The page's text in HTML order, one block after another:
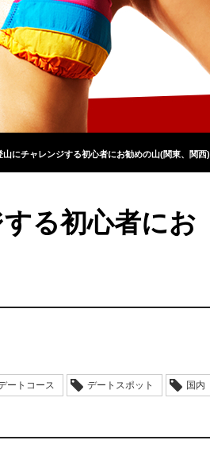
山にチャレンジする初心者にお勧めの山(関東、関西)
る初心者にお
ートコース デートスポット 国内